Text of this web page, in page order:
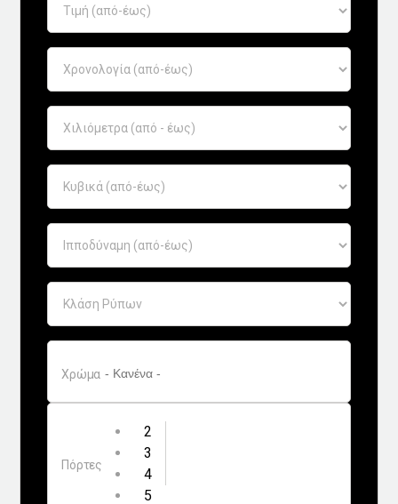
Motorsport
Eco
Τεχνολογία
Mobility
Σταθμοί φόρτισης
Classic
Νέα
Μεταχειρισμένο
Χρώμα
Πόρτες
2
3
4
5